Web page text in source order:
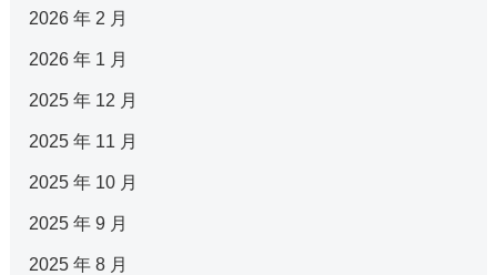
2026 年 2 月
2026 年 1 月
2025 年 12 月
2025 年 11 月
2025 年 10 月
2025 年 9 月
2025 年 8 月